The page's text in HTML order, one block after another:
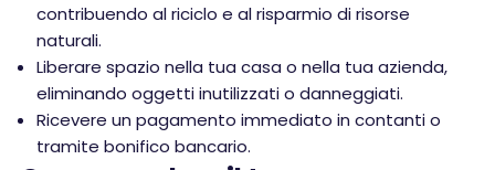
contribuendo al riciclo e al risparmio di risorse
naturali.
Liberare spazio nella tua casa o nella tua azienda,
eliminando oggetti inutilizzati o danneggiati.
Ricevere un pagamento immediato in contanti o
tramite bonifico bancario.